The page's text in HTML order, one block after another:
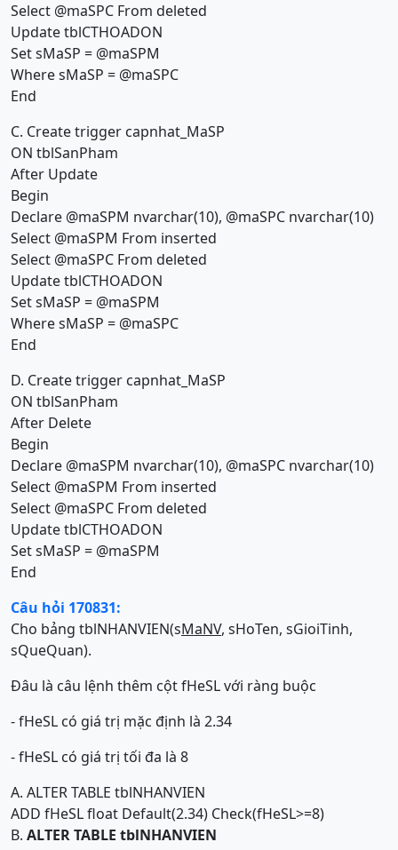
Select @maSPC From deleted
Update tblCTHOADON
Set sMaSP = @maSPM
Where sMaSP = @maSPC
End
C. Create trigger capnhat_MaSP
ON tblSanPham
After Update
Begin
Declare @maSPM nvarchar(10), @maSPC nvarchar(10)
Select @maSPM From inserted
Select @maSPC From deleted
Update tblCTHOADON
Set sMaSP = @maSPM
Where sMaSP = @maSPC
End
D. Create trigger capnhat_MaSP
ON tblSanPham
After Delete
Begin
Declare @maSPM nvarchar(10), @maSPC nvarchar(10)
Select @maSPM From inserted
Select @maSPC From deleted
Update tblCTHOADON
Set sMaSP = @maSPM
End
Câu hỏi 170831:
Cho bảng tblNHANVIEN(sMaNV, sHoTen, sGioiTinh,
sQueQuan).
Đâu là câu lệnh thêm cột fHeSL với ràng buộc
- fHeSL có giá trị mặc định là 2.34
- fHeSL có giá trị tối đa là 8
A. ALTER TABLE tblNHANVIEN
ADD fHeSL float Default(2.34) Check(fHeSL>=8)
B. ALTER TABLE tblNHANVIEN